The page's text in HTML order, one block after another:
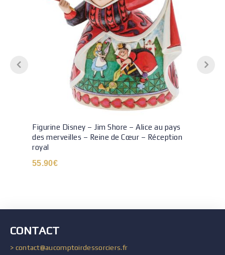
Figurine Disney – Jim Shore – Alice au pays
des merveilles – Reine de Cœur – Réception
royal
55.90€
CONTACT
> contact@aucomptoirdessorciers.fr